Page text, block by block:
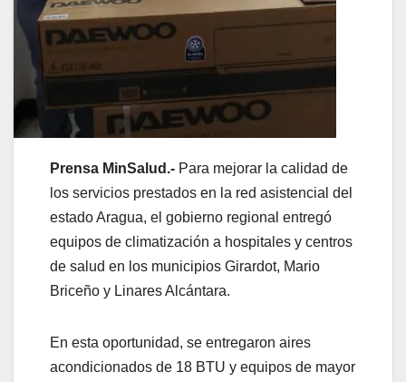
Prensa MinSalud.- Para mejorar la calidad de
los servicios prestados en la red asistencial del
estado Aragua, el gobierno regional entregó
equipos de climatización a hospitales y centros
de salud en los municipios Girardot, Mario
Briceño y Linares Alcántara.
En esta oportunidad, se entregaron aires
acondicionados de 18 BTU y equipos de mayor